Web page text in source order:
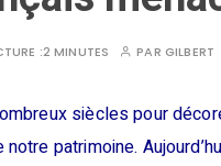
:2 MINUTES PAR GILBERT
siècles pour
patrimoine.